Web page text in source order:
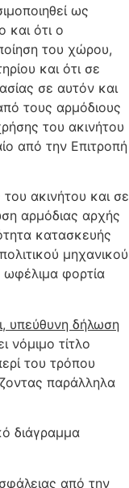
ως
και ότι ο
του χώρου,
και ότι σε
σε αυτόν και
τους αρμόδιους
του ακινήτου
από την Επιτροπή
του ακινήτου και σε
αρμόδιας αρχής
κατασκευής
μηχανικού
ωφέλιμα φορτία
υπεύθυνη δήλωση
νόμιμο τίτλο
του τρόπου
παράλληλα
διάγραμμα
από την